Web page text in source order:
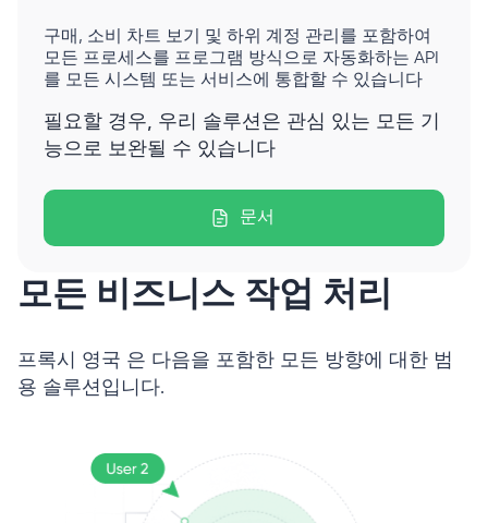
구매, 소비 차트 보기 및 하위 계정 관리를 포함하여
모든 프로세스를 프로그램 방식으로 자동화하는 API
를 모든 시스템 또는 서비스에 통합할 수 있습니다
필요할 경우, 우리 솔루션은 관심 있는 모든 기
능으로 보완될 수 있습니다
문서
모든 비즈니스 작업 처리
프록시 영국 은 다음을 포함한 모든 방향에 대한 범
용 솔루션입니다.